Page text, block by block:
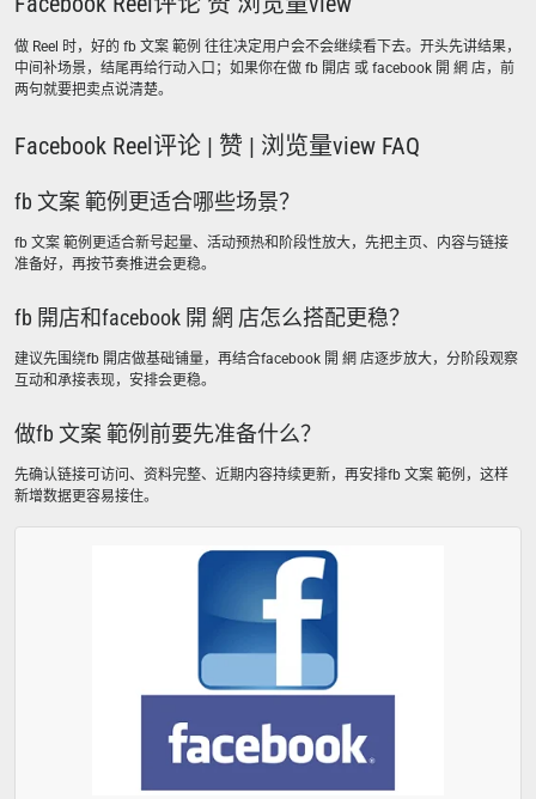
做 Reel 时，好的 fb 文案 範例 往往决定用户会不会继续看下去。开头先讲结果，
中间补场景，结尾再给行动入口；如果你在做 fb 開店 或 facebook 開 網 店，前
两句就要把卖点说清楚。
Facebook Reel评论 | 赞 | 浏览量view FAQ
fb 文案 範例更适合哪些场景？
fb 文案 範例更适合新号起量、活动预热和阶段性放大，先把主页、内容与链接
准备好，再按节奏推进会更稳。
fb 開店和facebook 開 網 店怎么搭配更稳？
建议先围绕fb 開店做基础铺量，再结合facebook 開 網 店逐步放大，分阶段观察
互动和承接表现，安排会更稳。
做fb 文案 範例前要先准备什么？
先确认链接可访问、资料完整、近期内容持续更新，再安排fb 文案 範例，这样
新增数据更容易接住。